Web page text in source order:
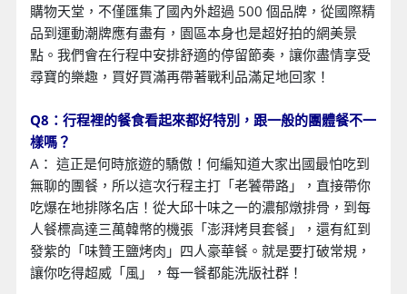
購物天堂，不僅匯集了國內外超過 500 個品牌，從國際精
品到運動潮牌應有盡有，園區本身也是超好拍的網美景
點。我們會在行程中安排舒適的停留節奏，讓你盡情享受
尋寶的樂趣，買好買滿再帶著戰利品滿足地回家！
Q8：行程裡的餐食看起來都好特別，跟一般的團體餐不一
樣嗎？
A： 這正是何時旅遊的驕傲！何編知道大家出國最怕吃到
無聊的團餐，所以這次行程主打「老饕帶路」，直接帶你
吃爆在地排隊名店！從大邱十味之一的濃郁燉排骨，到每
人餐標高達三萬韓幣的機張「澎湃烤貝套餐」，還有紅到
發紫的「味贊王鹽烤肉」四人豪華餐。就是要打破常規，
讓你吃得超威「風」，每一餐都能洗版社群！